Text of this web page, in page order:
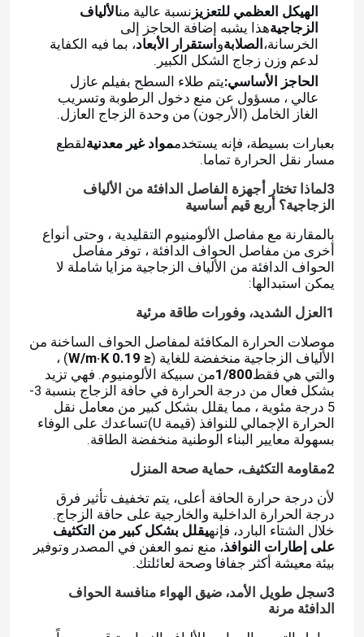
بيت
أشرطة فيديو
الهيكل العظمي للتعزيز نسبة عالية منالألياف
الزجاجيةهذا يشبه إضافة الحاجز إلى
الخرسانة، الصلابةو استقرار الأبعاد، بما فيه الكفاية
لدعم وزن زجاج الشكل الكبير.
الحاجز الأساسي:يتم طلاء السطح بفيلم عازل
عالي ، مسؤول عن منع دخول الرطوبة وتسريب
الغاز الخامل (الأرجون) من وحدة الزجاج العازل.
بعبارات بسيطة، فإنه يستخدممواد غير معدنيةلقطع
مسار نقل الحرارة تماما.
3لماذا تختار أجهزة الفاصل الدافئة من الألياف
الزجاجية؟ أربع قيم أساسية
بالمقارنة مع مفاصل الألومنيوم التقليدية ، وحتى أنواع
أخرى من مفاصل الحواف الدافئة ، توفر مفاصل
الحواف الدافئة من الألياف الزجاجية مزايا شاملة لا
يمكن استبدالها:
1العزل الشديد، وفورات طاقة مرئية
موصلات الحرارة المكافئة لمفاصل الحواف الساخنة من
الألياف الزجاجية منخفضة للغاية (≤ 0.19 W/m·K
) ،
والتي هي فقط1/800من سبيكة الألومنيوم. فهي تزيد
بشكل فعال من درجة الحرارة في حافة الزجاج بنسبة 3-
5 درجة مئوية ، مما يقلل بشكل كبير من معامل نقل
الحرارة الإجمالي للنوافذ (قيمة U)تساعدك على الوفاء
بسهولة معايير البناء الوطنية منخفضة الطاقة.
2مقاومة التكثيف، حماية صحة المنزل
لأن درجة حرارة الحافة أعلى، يتم تخفيف تأثير فرق
درجة الحرارة الداخلية والخارجية على حافة الزجاج.
خلال الشتاء البارد، فإنهيقلل بشكل كبير من التكثيف
على إطارات النوافذ، منع نمو العفن في المصدر وتوفير
بيئة معيشة أكثر جفافا وصحة لعائلتك.
3سجل طويل الأمد، ضيق الهواء منافسة الحواف
الدافئة مرنة